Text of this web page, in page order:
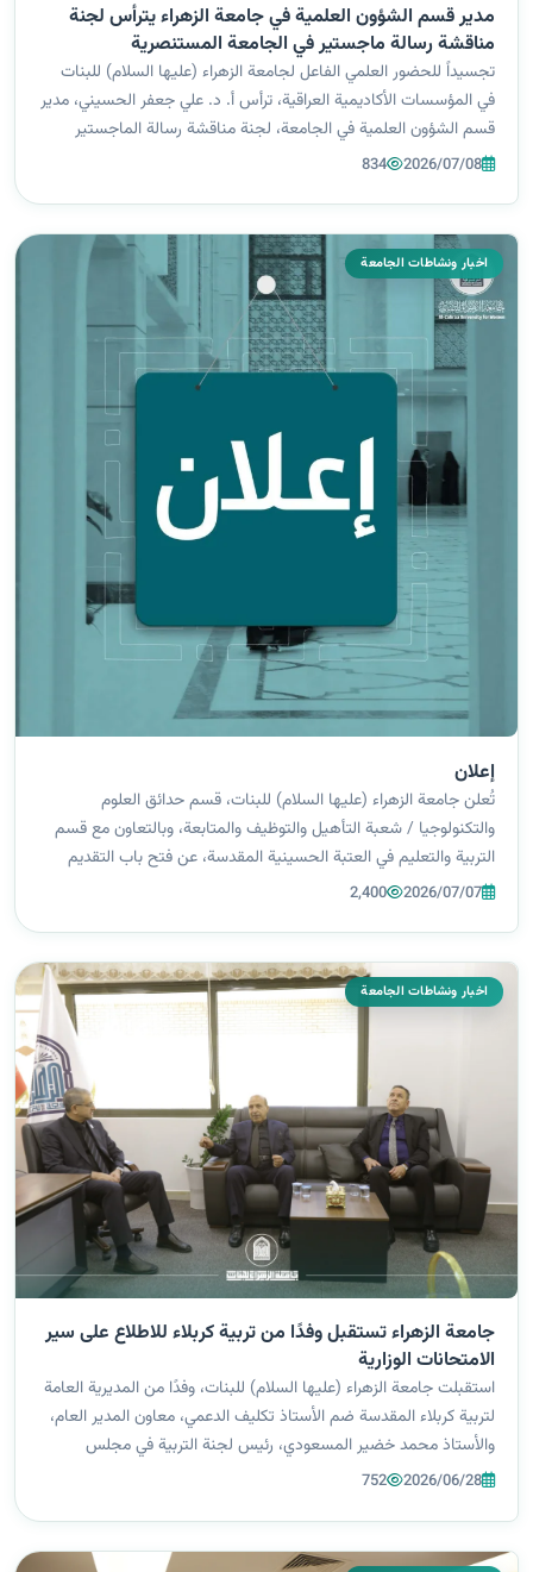
مدير قسم الشؤون العلمية في جامعة الزهراء يترأس لجنة
مناقشة رسالة ماجستير في الجامعة المستنصرية
تجسيداً للحضور العلمي الفاعل لجامعة الزهراء (عليها السلام) للبنات
في المؤسسات الأكاديمية العراقية، ترأس أ. د. علي جعفر الحسيني، مدير
قسم الشؤون العلمية في الجامعة، لجنة مناقشة رسالة الماجستير
للباحث 'أثير فيصل مجيد'، والموسومة: "نموذج التحكم التنبؤي لمحولات
2026/07/08
834
اخبار ونشاطات الجامعة
إعلان
تُعلن جامعة الزهراء (عليها السلام) للبنات، قسم حدائق العلوم
والتكنولوجيا / شعبة التأهيل والتوظيف والمتابعة، وبالتعاون مع قسم
التربية والتعليم في العتبة الحسينية المقدسة، عن فتح باب التقديم
للتوظيف في مدارس الوارث التربوية التابعة للعتبة الحسينية المقدسة،
2026/07/07
2,400
اخبار ونشاطات الجامعة
جامعة الزهراء تستقبل وفدًا من تربية كربلاء للاطلاع على سير
الامتحانات الوزارية
استقبلت جامعة الزهراء (عليها السلام) للبنات، وفدًا من المديرية العامة
لتربية كربلاء المقدسة ضم الأستاذ تكليف الدعمي، معاون المدير العام،
والأستاذ محمد خضير المسعودي، رئيس لجنة التربية في مجلس
محافظة كربلاء، وذلك في إطار جولة ميدانية للاطلاع على سير
2026/06/28
752